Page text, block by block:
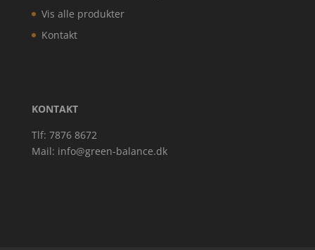
Vis alle produkter
Kontakt
KONTAKT
Tlf: 7876 8672
Mail: info@green-balance.dk